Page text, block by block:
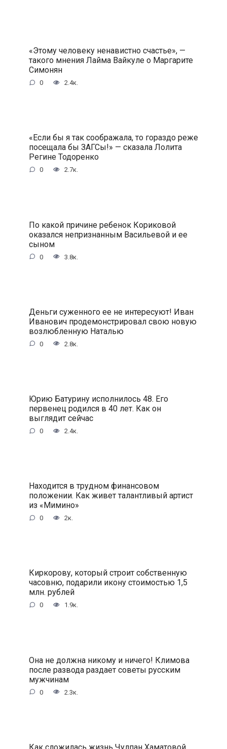
«Этому человеку ненавистно счастье», —
такого мнения Лайма Вайкуле о Маргарите
Симонян
0 2.4к.
«Если бы я так соображала, то гораздо реже
посещала бы ЗАГСы!» — сказала Лолита
Регине Тодоренко
0 2.7к.
По какой причине ребенок Кориковой
оказался непризнанным Васильевой и ее
сыном
0 3.8к.
Деньги суженного ее не интересуют! Иван
Иванович продемонстрировал свою новую
возлюбленную Наталью
0 2.8к.
Юрию Батурину исполнилось 48. Его
первенец родился в 40 лет. Как он
выглядит сейчас
0 2.4к.
Находится в трудном финансовом
положении. Как живет талантливый артист
из «Мимино»
0 2к.
Киркорову, который строит собственную
часовню, подарили икону стоимостью 1,5
млн. рублей
0 1.9к.
Она не должна никому и ничего! Климова
после развода раздает советы русским
мужчинам
0 2.3к.
Как сложилась жизнь Чулпан Хаматовой.